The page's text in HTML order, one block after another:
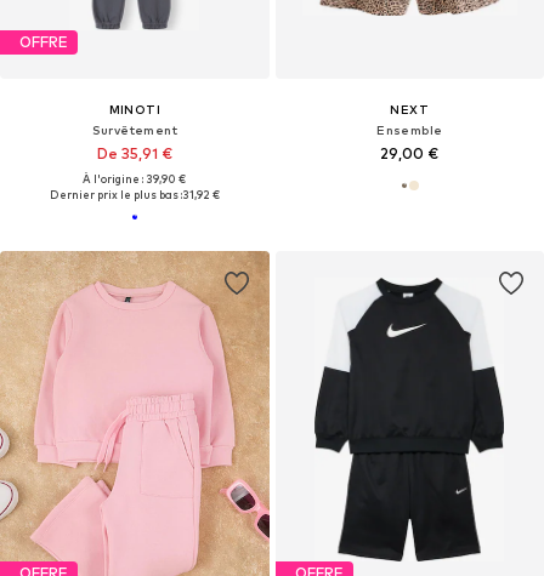
OFFRE
MINOTI
Survêtement
De 35,91 €
À l'origine : 39,90 €
Dernier prix le plus bas :31,92 €
NEXT
Ensemble
29,00 €